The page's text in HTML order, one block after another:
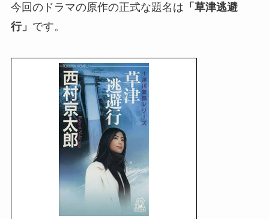
今回のドラマの原作の正式な題名は 「草津逃避
行」 です。